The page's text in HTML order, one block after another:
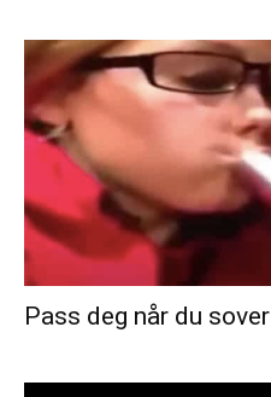
Pass deg når du sover